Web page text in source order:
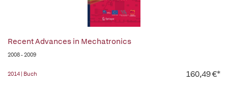
Recent Advances in Mechatronics
2008 - 2009
2014 | Buch 160,49 €*